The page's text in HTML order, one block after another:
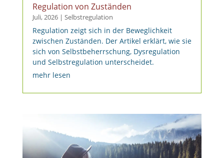
Regulation von Zuständen
Juli, 2026| Selbstregulation
Regulation zeigt sich in der Beweglichkeit
zwischen Zuständen. Der Artikel erklärt, wie sie
sich von Selbstbeherrschung, Dysregulation
und Selbstregulation unterscheidet.
mehr lesen